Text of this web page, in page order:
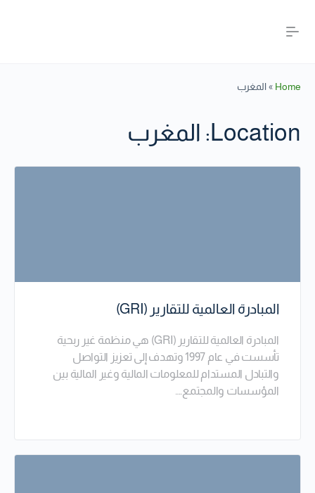
Home
»المغرب
Location: المغرب
المبادرة العالمية للتقارير (GRI)
المبادرة العالمية للتقارير (GRI) هي منظمة غير ربحية
تأسست في عام 1997 وتهدف إلى تعزيز التواصل
والتبادل المستدام للمعلومات المالية وغير المالية بين
المؤسسات والمجتمع.…